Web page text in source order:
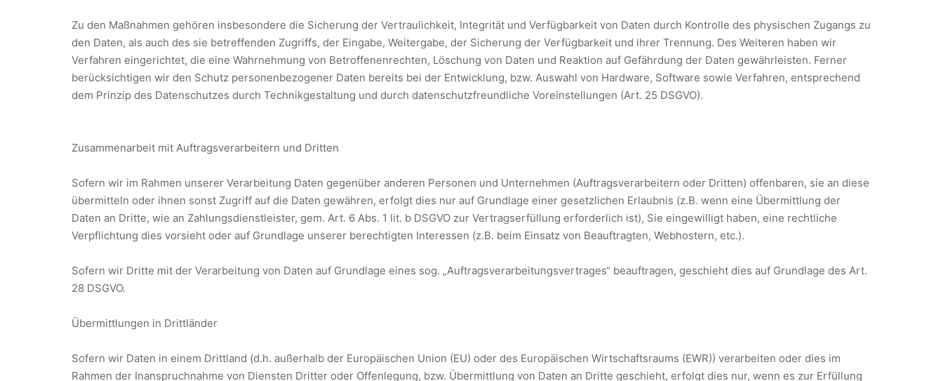
Zu den Maßnahmen gehören insbesondere die Sicherung der Vertraulichkeit, Integrität und Verfügbarkeit von Daten durch Kontrolle des physischen Zugangs zu
den Daten, als auch des sie betreffenden Zugriffs, der Eingabe, Weitergabe, der Sicherung der Verfügbarkeit und ihrer Trennung. Des Weiteren haben wir
Verfahren eingerichtet, die eine Wahrnehmung von Betroffenenrechten, Löschung von Daten und Reaktion auf Gefährdung der Daten gewährleisten. Ferner
berücksichtigen wir den Schutz personenbezogener Daten bereits bei der Entwicklung, bzw. Auswahl von Hardware, Software sowie Verfahren, entsprechend
dem Prinzip des Datenschutzes durch Technikgestaltung und durch datenschutzfreundliche Voreinstellungen (Art. 25 DSGVO).
Zusammenarbeit mit Auftragsverarbeitern und Dritten
Sofern wir im Rahmen unserer Verarbeitung Daten gegenüber anderen Personen und Unternehmen (Auftragsverarbeitern oder Dritten) offenbaren, sie an diese
übermitteln oder ihnen sonst Zugriff auf die Daten gewähren, erfolgt dies nur auf Grundlage einer gesetzlichen Erlaubnis (z.B. wenn eine Übermittlung der
Daten an Dritte, wie an Zahlungsdienstleister, gem. Art. 6 Abs. 1 lit. b DSGVO zur Vertragserfüllung erforderlich ist), Sie eingewilligt haben, eine rechtliche
Verpflichtung dies vorsieht oder auf Grundlage unserer berechtigten Interessen (z.B. beim Einsatz von Beauftragten, Webhostern, etc.).
Sofern wir Dritte mit der Verarbeitung von Daten auf Grundlage eines sog. „Auftragsverarbeitungsvertrages“ beauftragen, geschieht dies auf Grundlage des Art.
28 DSGVO.
Übermittlungen in Drittländer
Sofern wir Daten in einem Drittland (d.h. außerhalb der Europäischen Union (EU) oder des Europäischen Wirtschaftsraums (EWR)) verarbeiten oder dies im
Rahmen der Inanspruchnahme von Diensten Dritter oder Offenlegung, bzw. Übermittlung von Daten an Dritte geschieht, erfolgt dies nur, wenn es zur Erfüllung